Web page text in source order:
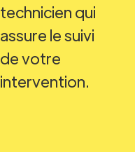
technicien qui
assure le suivi
de votre
intervention.